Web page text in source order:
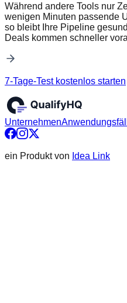
Während andere Tools nur
wenigen Minuten passende
so bleibt Ihre Pipeline
Deals kommen schneller
7-Tage-Test kostenlos starten
Unternehmen
ein Produkt von Idea Link